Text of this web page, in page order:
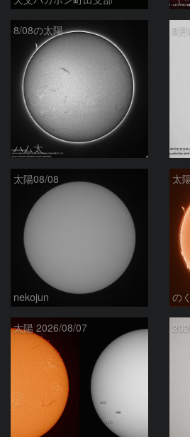
8/08の太陽
ハム太
8
ta-o
太陽08/08
nekojun の
太陽 2026/08/07